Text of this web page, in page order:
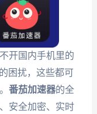
开国内手机里的
困扰，这些都可
番茄加速器的全
安全加密、实时